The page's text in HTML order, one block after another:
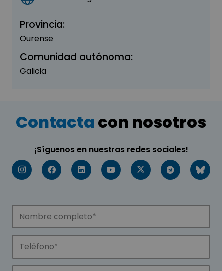
Provincia:
Ourense
Comunidad autónoma:
Galicia
Contactacon nosotros
¡Síguenos en nuestras redes sociales!